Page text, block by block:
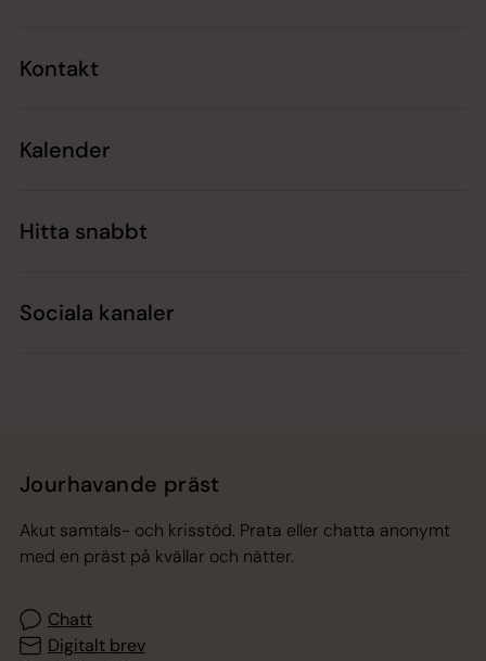
Kontakt
Kalender
Hitta snabbt
Sociala kanaler
Jourhavande präst
Akut samtals- och krisstöd. Prata eller chatta anonymt
med en präst på kvällar och nätter.
Chatt
Digitalt brev